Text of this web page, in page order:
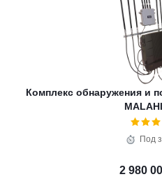
Комплекс обнаружения и
Под
2 980